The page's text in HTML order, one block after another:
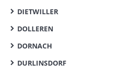
DIETWILLER
DOLLEREN
DORNACH
DURLINSDORF